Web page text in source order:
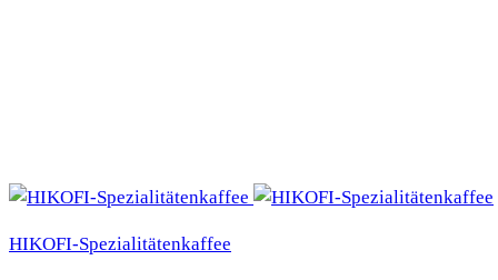
HIKOFI-Spezialitätenkaffee